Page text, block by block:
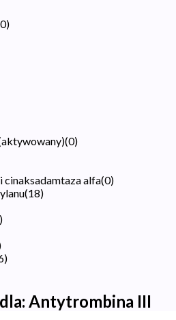
0)
(0)
cinaksadamtaza alfa(0)
(18)
)
)
Antytrombina III